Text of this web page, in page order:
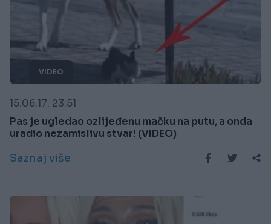
VIDEO
15.06.17. 23:51
Pas je ugledao ozlijeđenu mačku na putu, a onda
uradio nezamislivu stvar! (VIDEO)
Saznaj više